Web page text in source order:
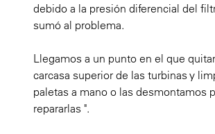
debido a la presión diferencial del
sumó al problema.
Llegamos a un punto en el que
carcasa superior de las turbinas y
paletas a mano o las desmontamos
repararlas ".